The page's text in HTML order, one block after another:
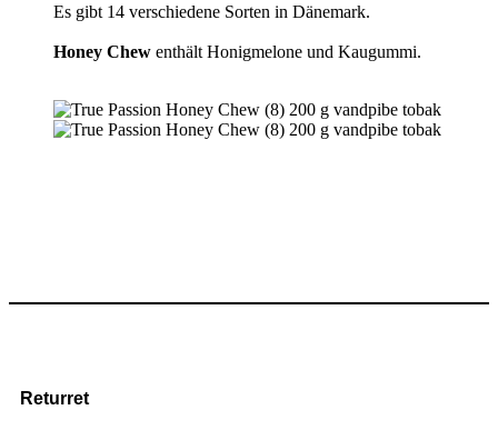
Es gibt 14 verschiedene Sorten in Dänemark.
Honey Chew enthält Honigmelone und Kaugummi.
Returret